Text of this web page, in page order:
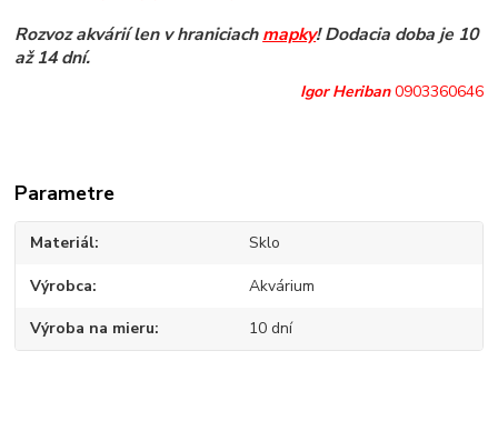
Rozvoz akvárií len v hraniciachmapky! Dodacia doba je 10
až 14 dní.
Igor Heriban0903360646
Parametre
Materiál Sklo
Výrobca Akvárium
Výroba na mieru 10 dní